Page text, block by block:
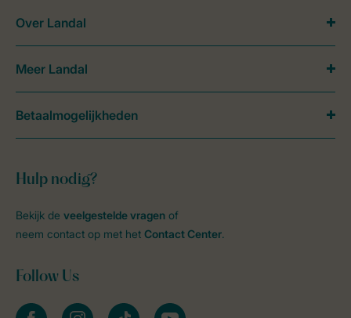
Hulp nodig?
Bekijk de veelgestelde vragen of
neem contact op met het Contact Center.
Follow Us
facebookinstagramtiktok youtube
Over Landal
Meer Landal
Betaalmogelijkheden